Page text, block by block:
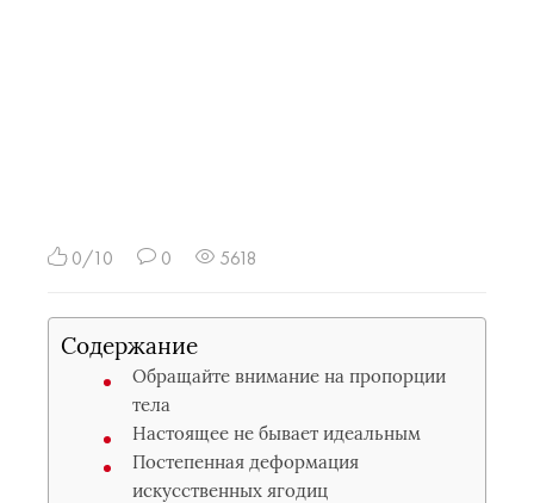
0/10 0 5618
Содержание
Обращайте внимание на пропорции
тела
Настоящее не бывает идеальным
Постепенная деформация
искусственных ягодиц